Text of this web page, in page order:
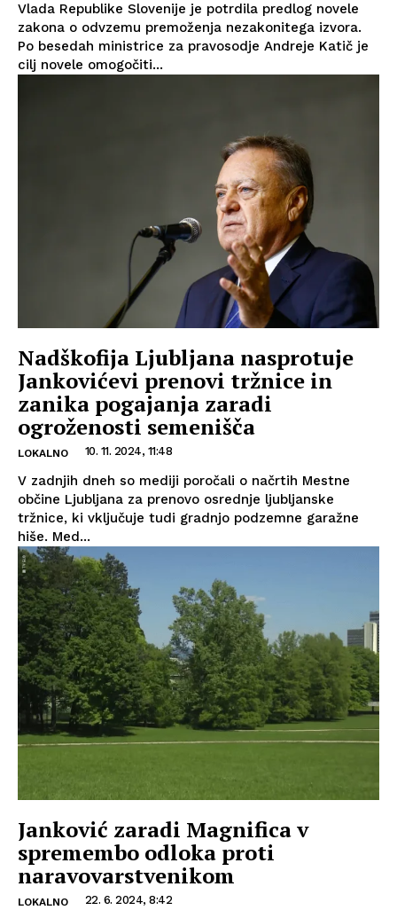
Vlada Republike Slovenije je potrdila predlog novele
zakona o odvzemu premoženja nezakonitega izvora.
Po besedah ministrice za pravosodje Andreje Katič je
cilj novele omogočiti...
Nadškofija Ljubljana nasprotuje
Jankovićevi prenovi tržnice in
zanika pogajanja zaradi
ogroženosti semenišča
LOKALNO 10. 11. 2024, 11:48
V zadnjih dneh so mediji poročali o načrtih Mestne
občine Ljubljana za prenovo osrednje ljubljanske
tržnice, ki vključuje tudi gradnjo podzemne garažne
hiše. Med...
Janković zaradi Magnifica v
spremembo odloka proti
naravovarstvenikom
LOKALNO 22. 6. 2024, 8:42